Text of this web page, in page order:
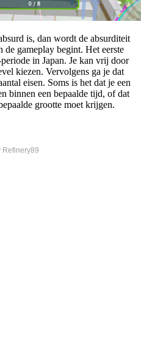
is, dan wordt de absurditeit
gameplay begint. Het eerste
in Japan. Je kan vrij door
kiezen. Vervolgens ga je dat
eisen. Soms is het dat je een
binnen een bepaalde tijd, of dat
grootte moet krijgen.
Refinery89